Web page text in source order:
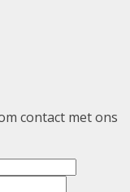
contact met ons